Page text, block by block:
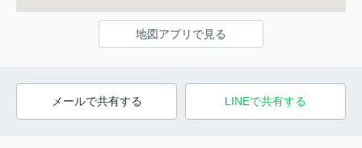
地図アプリで見る
メールで共有する LINEで共有する